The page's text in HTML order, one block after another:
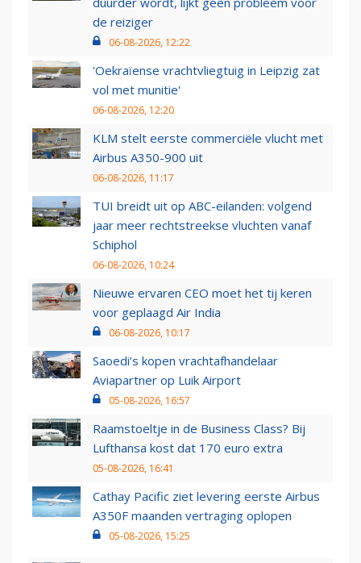
de reiziger
06-08-2026, 12:22
'Oekraïense vrachtvliegtuig in Leipzig zat
vol met munitie'
06-08-2026, 12:20
KLM stelt eerste commerciële vlucht met
Airbus A350-900 uit
06-08-2026, 11:17
TUI breidt uit op ABC-eilanden: volgend
jaar meer rechtstreekse vluchten vanaf
Schiphol
06-08-2026, 10:24
Nieuwe ervaren CEO moet het tij keren
voor geplaagd Air India
06-08-2026, 10:17
Saoedi’s kopen vrachtafhandelaar
Aviapartner op Luik Airport
05-08-2026, 16:57
Raamstoeltje in de Business Class? Bij
Lufthansa kost dat 170 euro extra
05-08-2026, 16:41
Cathay Pacific ziet levering eerste Airbus
A350F maanden vertraging oplopen
05-08-2026, 15:25